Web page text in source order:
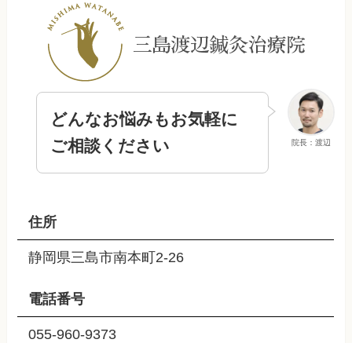
院長：渡辺
どんなお悩みもお気軽に
ご相談ください
住所
静岡県三島市南本町2-26
電話番号
055-960-9373